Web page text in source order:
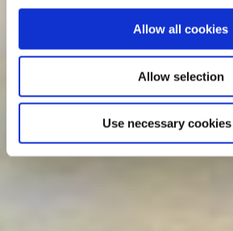
Allow all cookies
Allow selection
Use necessary